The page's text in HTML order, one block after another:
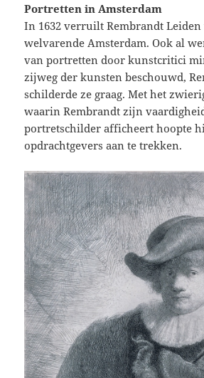
Portretten in Amsterdam
In 1632 verruilt Rembrandt
welvarende Amsterdam. Ook al
van portretten door kunstcritici
zijweg der kunsten beschouwd,
schilderde ze graag. Met het
waarin Rembrandt zijn
portretschilder afficheert hoopte
opdrachtgevers aan te trekken.